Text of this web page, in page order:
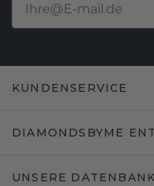
KUNDENSERVICE
DIAMONDSBYME
UNSERE DATENBANK